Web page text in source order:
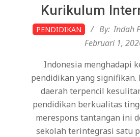
Kurikulum
2026-
02-
PENDIDIKAN By: Indah
Februari 1,
Indonesia menghadapi
pendidikan yang signifikan.
daerah terpencil
pendidikan berkualitas
merespons tantangan ini
sekolah terintegrasi satu